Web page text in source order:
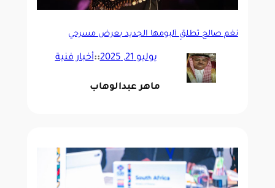
نغم صالح تطلق ألبومها الجديد بعرض مسرحي
يوليو 21, 2025 ::أخبار فنية
ماهر عبدالوهاب